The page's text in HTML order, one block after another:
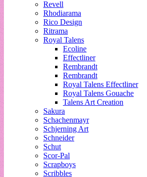
Revell
Rhodiarama
Rico Design
Ritrama
Royal Talens
Ecoline
Effectliner
Rembrandt
Rembrandt
Royal Talens Effectliner
Royal Talens Gouache
Talens Art Creation
Sakura
Schachenmayr
Schjerning Art
Schneider
Schut
Scor-Pal
Scrapboys
Scribbles